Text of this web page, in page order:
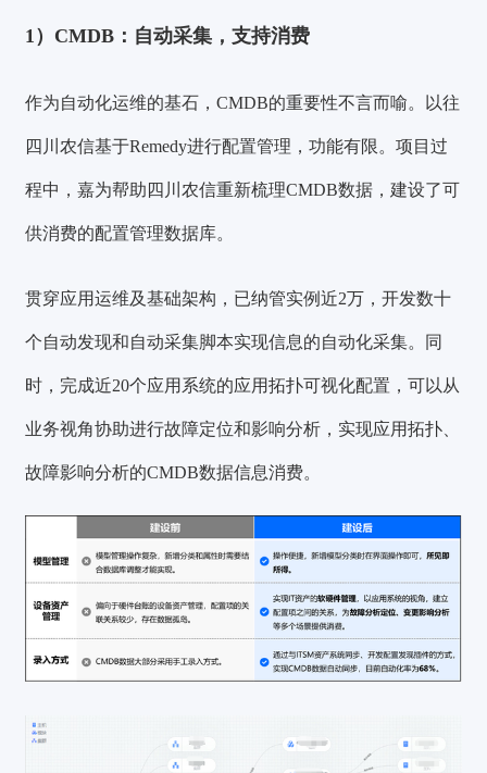
1）CMDB：自动采集，支持消费
作为自动化运维的基石，CMDB的重要性不言而喻。以往
四川农信基于Remedy进行配置管理，功能有限。项目过
程中，嘉为帮助四川农信重新梳理CMDB数据，建设了可
供消费的配置管理数据库。
贯穿应用运维及基础架构，已纳管实例近2万 ，开发数十
个自动发现和自动采集脚本实现信息的自动化采集。同
时，完成近20个应用系统的应用拓扑可视化配置，可以从
业务视角协助进行故障定位和影响分析，实现应用拓扑、
故障影响分析的CMDB数据信息消费。